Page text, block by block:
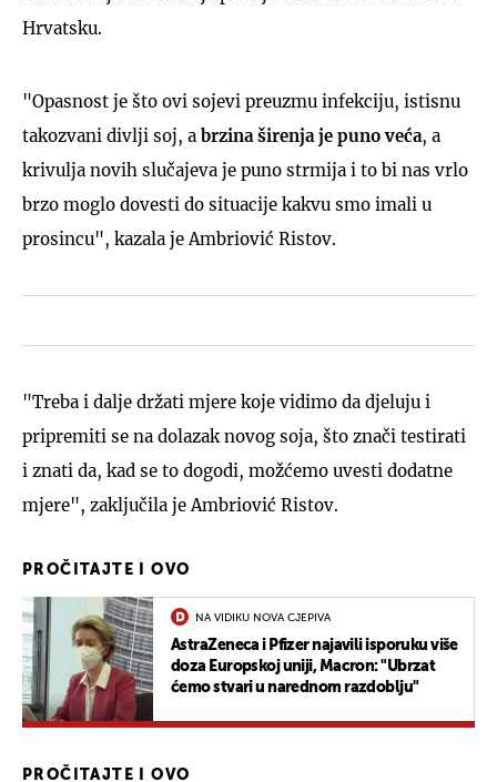
Hrvatsku.
"Opasnost je što ovi sojevi preuzmu infekciju, istisnu
takozvani divlji soj, a brzina širenja je puno veća, a
krivulja novih slučajeva je puno strmija i to bi nas vrlo
brzo moglo dovesti do situacije kakvu smo imali u
prosincu", kazala je Ambriović Ristov.
"Treba i dalje držati mjere koje vidimo da djeluju i
pripremiti se na dolazak novog soja, što znači testirati
i znati da, kad se to dogodi, možćemo uvesti dodatne
mjere", zaključila je Ambriović Ristov.
PROČITAJTE I OVO
NA VIDIKU NOVA CJEPIVA
AstraZeneca i Pfizer najavili isporuku više
doza Europskoj uniji, Macron: "Ubrzat
ćemo stvari u narednom razdoblju"
PROČITAJTE I OVO